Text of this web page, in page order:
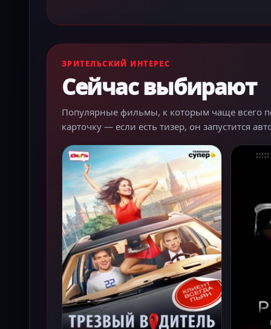
ЗРИТЕЛЬСКИЙ ИНТЕРЕС
Сейчас выбирают
Популярные фильмы, к которым чаще всего
карточку — если есть тизер, он запустится